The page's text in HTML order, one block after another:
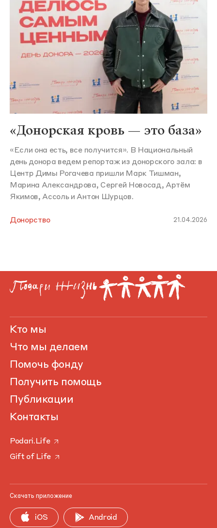
«Донорская кровь — это база»
«Если она есть, все получится». В Национальный
день донора ведем репортаж из донорского зала: в
Центр Димы Рогачева пришли Марк Тишман,
Марина Александрова, Сергей Новосад, Артём
Якимов, Ассоль и Антон Шурцов.
Донорство 21.04.2026
Кто мы
Что мы делаем
Помочь фонду
Получить помощь
Публикации
Контакты
Podari.Life
Gift of Life
Скачать приложение
iOS Android